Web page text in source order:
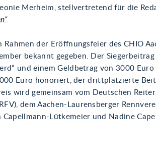
Merheim, stellvertretend für die
Rahmen der Eröffnungsfeier des CHIO
bekannt gegeben. Der
und einem Geldbetrag von 3000 Euro
Euro honoriert, der drittplatzierte
wird gemeinsam vom Deutschen
dem Aachen-Laurensberger
Capellmann-Lütkemeier und Nadine